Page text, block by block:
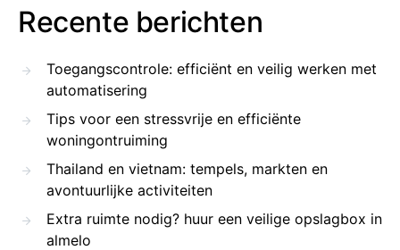
Recente berichten
Toegangscontrole: efficiënt en veilig werken met
automatisering
Tips voor een stressvrije en efficiënte
woningontruiming
Thailand en vietnam: tempels, markten en
avontuurlijke activiteiten
Extra ruimte nodig? huur een veilige opslagbox in
almelo